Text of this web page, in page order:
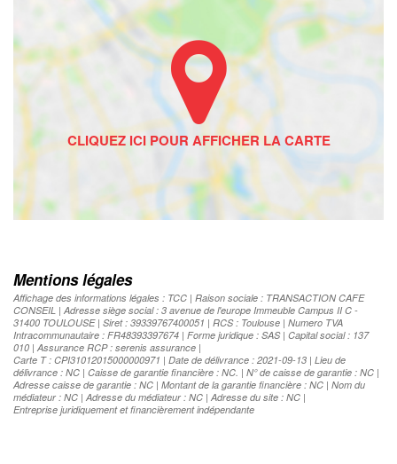
Mentions légales
Affichage des informations légales : TCC | Raison sociale : TRANSACTION CAFE
CONSEIL | Adresse siège social : 3 avenue de l'europe Immeuble Campus II C -
31400 TOULOUSE | Siret : 39339767400051 | RCS : Toulouse | Numero TVA
Intracommunautaire : FR48393397674 | Forme juridique : SAS | Capital social : 137
010 | Assurance RCP : serenis assurance |
Carte T : CPI31012015000000971 | Date de délivrance : 2021-09-13 | Lieu de
délivrance : NC | Caisse de garantie financière : NC. | N° de caisse de garantie : NC |
Adresse caisse de garantie : NC | Montant de la garantie financière : NC | Nom du
médiateur : NC | Adresse du médiateur : NC | Adresse du site : NC |
Entreprise juridiquement et financièrement indépendante